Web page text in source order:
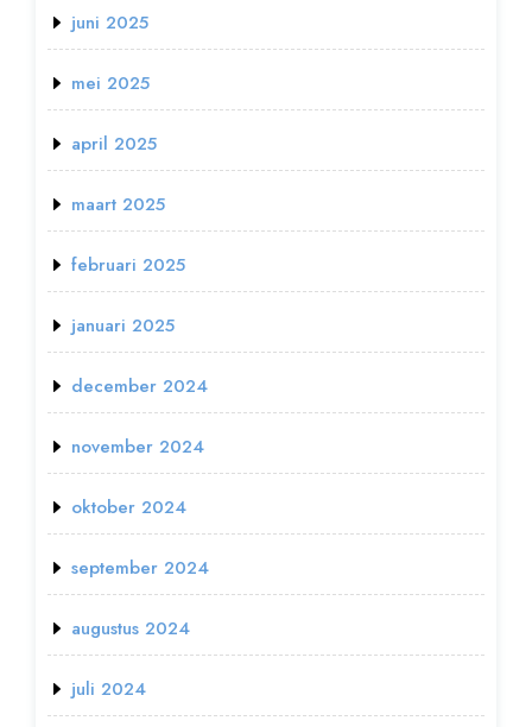
juni 2025
mei 2025
april 2025
maart 2025
februari 2025
januari 2025
december 2024
november 2024
oktober 2024
september 2024
augustus 2024
juli 2024